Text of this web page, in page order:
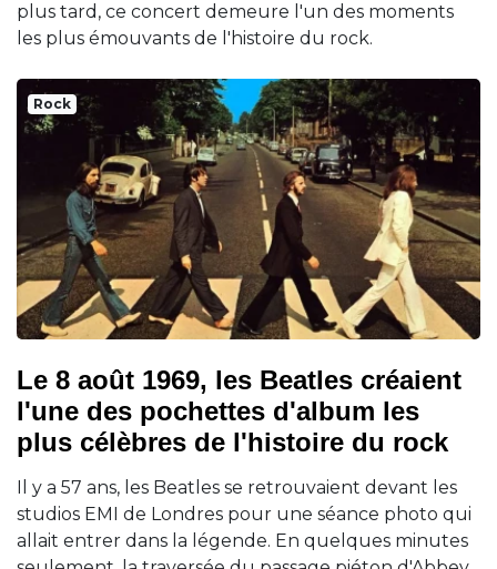
plus tard, ce concert demeure l'un des moments
les plus émouvants de l'histoire du rock.
Rock
Le 8 août 1969, les Beatles créaient
l'une des pochettes d'album les
plus célèbres de l'histoire du rock
Il y a 57 ans, les Beatles se retrouvaient devant les
studios EMI de Londres pour une séance photo qui
allait entrer dans la légende. En quelques minutes